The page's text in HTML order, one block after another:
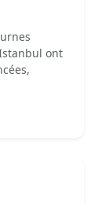
ont